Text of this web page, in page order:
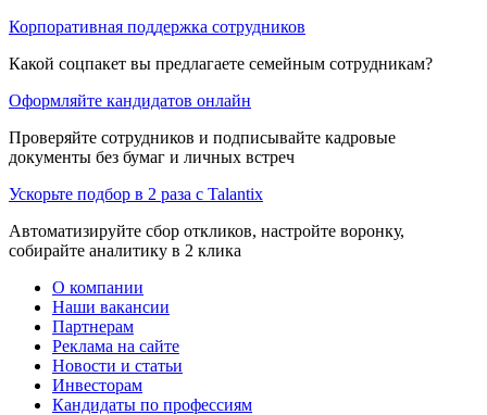
Корпоративная поддержка сотрудников
Какой соцпакет вы предлагаете семейным сотрудникам?
Оформляйте кандидатов онлайн
Проверяйте сотрудников и подписывайте кадровые
документы без бумаг и личных встреч
Ускорьте подбор в 2 раза с Talantix
Автоматизируйте сбор откликов, настройте воронку,
собирайте аналитику в 2 клика
О компании
Наши вакансии
Партнерам
Реклама на сайте
Новости и статьи
Инвесторам
Кандидаты по профессиям